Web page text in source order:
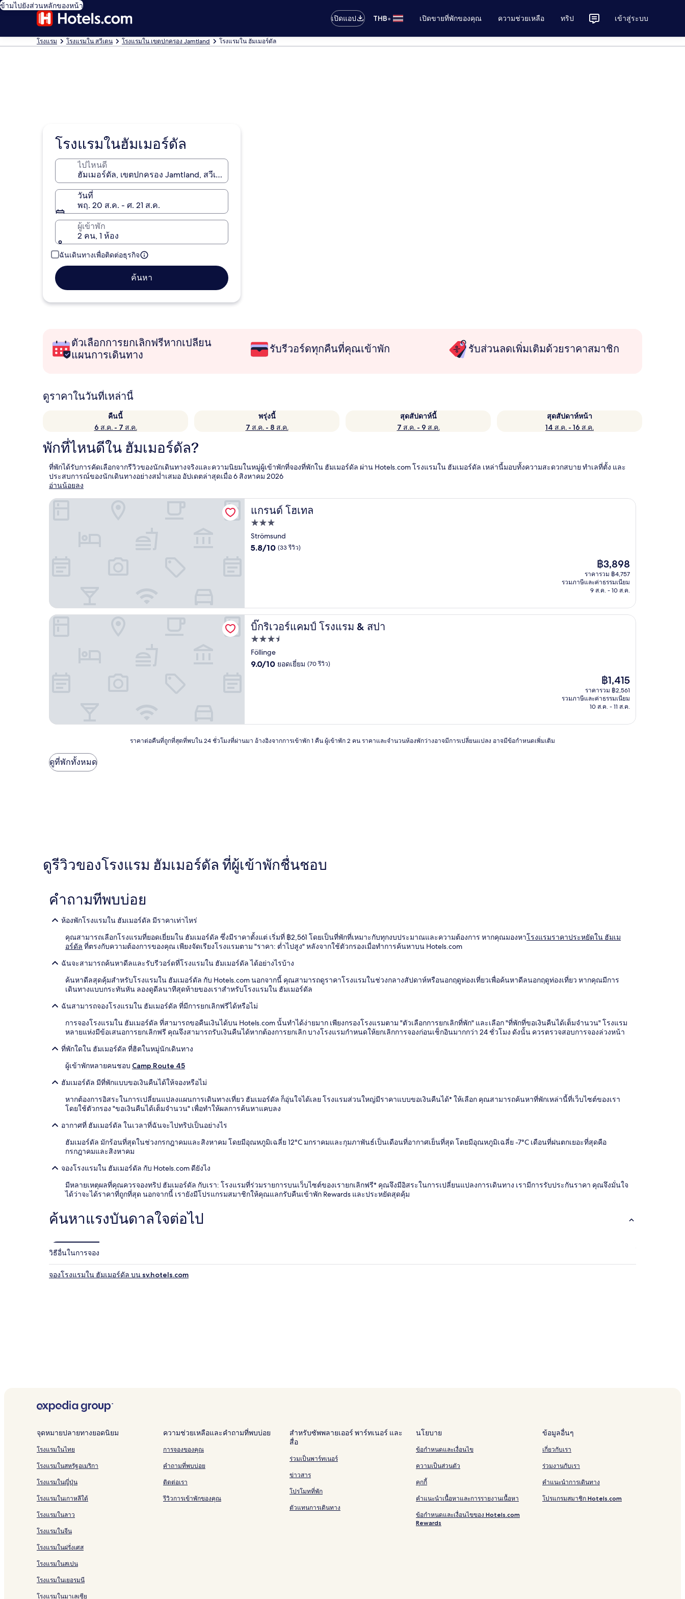
ข้ามไปยังส่วนหลักของหน้า
เปิดแอป
THB• เปิดขายที่พักของคุณ ความช่วยเหลือ ทริป เข้าสู่ระบบ
โรงแรม โรงแรมใน สวีเดน โรงแรมใน เขตปกครอง Jamtland โรงแรมใน ฮัมเมอร์ดัล
โรงแรมในฮัมเมอร์ดัล
ไปไหนดี
วันที่
พฤ. 20 ส.ค. - ศ. 21 ส.ค.
ผู้เข้าพัก
2 คน, 1 ห้อง
ฉันเดินทางเพื่อติดต่อธุรกิจ
ค้นหา
ตัวเลือกการยกเลิกฟรีหากเปลี่ยน
แผนการเดินทาง
รับรีวอร์ดทุกคืนที่คุณเข้าพัก รับส่วนลดเพิ่มเติมด้วยราคาสมาชิก
ดูราคาในวันที่เหล่านี้
คืนนี้
6 ส.ค. - 7 ส.ค.
พรุ่งนี้
7 ส.ค. - 8 ส.ค.
สุดสัปดาห์นี้
7 ส.ค. - 9 ส.ค.
สุดสัปดาห์หน้า
14 ส.ค. - 16 ส.ค.
พักที่ไหนดีใน ฮัมเมอร์ดัล?
ที่พักได้รับการคัดเลือกจากรีวิวของนักเดินทางจริงและความนิยมในหมู่ผู้เข้าพักที่จองที่พักใน ฮัมเมอร์ดัล ผ่าน Hotels.com โรงแรมใน ฮัมเมอร์ดัล เหล่านี้มอบทั้งความสะดวกสบาย ทำเลที่ตั้ง และ
ประสบการณ์ของนักเดินทางอย่างสม่ำเสมอ อัปเดตล่าสุดเมื่อ6 สิงหาคม 2026
อ่านน้อยลง
แกรนด์ โฮเทล
แกรนด์ โฮเทล
ที่พัก
3.0
ดาว
Strömsund
5.8
5.8/10 (33 รีวิว)
ราคา
ปัจจุบัน
คือ
฿3,898
฿3,898
ราคารวม ฿4,757
รวมภาษีและค่าธรรมเนียม
9 ส.ค. - 10 ส.ค.
แกรนด์ โฮเทล
บิ๊กริเวอร์แคมป์ โรงแรม & สปา
บิ๊กริเวอร์แคมป์ โรงแรม & สปา
ที่พัก
3.5
ดาว
Föllinge
9.0
9.0/10 ยอดเยี่ยม (70 รีวิว)
ราคา
ปัจจุบัน
คือ
฿1,415
฿1,415
ราคารวม ฿2,561
รวมภาษีและค่าธรรมเนียม
10 ส.ค. - 11 ส.ค.
บิ๊กริเวอร์แคมป์ โรงแรม & สปา
คืน
ที่
อ้างอิง
จาก
พัก
1
ผู้
คน
จำนวน
พัก
เปลี่ยนแปลง
ข้อ
ราคาต่อคืนที่ถูกที่สุดที่พบใน 24 ชั่วโมงที่ผ่านมา อ้างอิงจากการเข้าพัก 1 คืน ผู้เข้าพัก 2 คน ราคาและจำนวนห้องพักว่างอาจมีการเปลี่ยนแปลง อาจมีข้อกำหนดเพิ่มเติม
ดูที่พักทั้งหมด
ดูรีวิวของโรงแรม ฮัมเมอร์ดัล ที่ผู้เข้าพักชื่นชอบ
คำถามที่พบบ่อย
ห้องพักโรงแรมใน ฮัมเมอร์ดัล มีราคาเท่าไหร่
คุณสามารถเลือกโรงแรมที่ยอดเยี่ยมใน ฮัมเมอร์ดัล ซึ่งมีราคาตั้งแต่ เริ่มที่ ฿2,561 โดยเป็นที่พักที่เหมาะกับทุกงบประมาณและความต้องการ หากคุณมองหาโรงแรมราคาประหยัดใน ฮัมเม
อร์ดัล ที่ตรงกับความต้องการของคุณ เพียงจัดเรียงโรงแรมตาม "ราคา: ต่ำไปสูง" หลังจากใช้ตัวกรองเมื่อทำการค้นหาบน Hotels.com
ฉันจะสามารถค้นหาดีลและรับรีวอร์ดที่โรงแรมใน ฮัมเมอร์ดัล ได้อย่างไรบ้าง
ค้นหาดีลสุดคุ้มสำหรับโรงแรมใน ฮัมเมอร์ดัล กับ Hotels.com นอกจากนี้ คุณสามารถดูราคาโรงแรมในช่วงกลางสัปดาห์หรือนอกฤดูท่องเที่ยวเพื่อค้นหาดีลนอกฤดูท่องเที่ยว หากคุณมีการ
เดินทางแบบกระทันหัน ลองดูดีลนาทีสุดท้ายของเราสำหรับโรงแรมใน ฮัมเมอร์ดัล
ฉันสามารถจองโรงแรมใน ฮัมเมอร์ดัล ที่มีการยกเลิกฟรีได้หรือไม่
การจองโรงแรมใน ฮัมเมอร์ดัล ที่สามารถขอคืนเงินได้บน Hotels.com นั้นทำได้ง่ายมาก เพียงกรองโรงแรมตาม "ตัวเลือกการยกเลิกที่พัก" และเลือก "ที่พักที่ขอเงินคืนได้เต็มจำนวน" โรงแรม
หลายแห่งมีข้อเสนอการยกเลิกฟรี คุณจึงสามารถรับเงินคืนได้หากต้องการยกเลิก บางโรงแรมกำหนดให้ยกเลิกการจองก่อนเช็กอินมากกว่า 24 ชั่วโมง ดังนั้น ควรตรวจสอบการจองล่วงหน้า
ที่พักใดใน ฮัมเมอร์ดัล ที่ฮิตในหมู่นักเดินทาง
ผู้เข้าพักหลายคนชอบ Camp Route 45
ฮัมเมอร์ดัล มีที่พักแบบขอเงินคืนได้ให้จองหรือไม่
หากต้องการอิสระในการเปลี่ยนแปลงแผนการเดินทางเที่ยว ฮัมเมอร์ดัล ก็อุ่นใจได้เลย โรงแรมส่วนใหญ่มีราคาแบบขอเงินคืนได้* ให้เลือก คุณสามารถค้นหาที่พักเหล่านี้ที่เว็บไซต์ของเรา
โดยใช้ตัวกรอง "ขอเงินคืนได้เต็มจำนวน" เพื่อทำให้ผลการค้นหาแคบลง
อากาศที่ ฮัมเมอร์ดัล ในเวลาที่ฉันจะไปทริปเป็นอย่างไร
ฮัมเมอร์ดัล มักร้อนที่สุดในช่วงกรกฎาคมและสิงหาคม โดยมีอุณหภูมิเฉลี่ย 12°C มกราคมและกุมภาพันธ์เป็นเดือนที่อากาศเย็นที่สุด โดยมีอุณหภูมิเฉลี่ย -7°C เดือนที่ฝนตกเยอะที่สุดคือ
กรกฎาคมและสิงหาคม
จองโรงแรมใน ฮัมเมอร์ดัล กับ Hotels.com ดียังไง
มีหลายเหตุผลที่คุณควรจองทริป ฮัมเมอร์ดัล กับเรา: โรงแรมที่ร่วมรายการบนเว็บไซต์ของเรายกเลิกฟรี* คุณจึงมีอิสระในการเปลี่ยนแปลงการเดินทาง เรามีการรับประกันราคา คุณจึงมั่นใจ
ได้ว่าจะได้ราคาที่ถูกที่สุด นอกจากนี้ เรายังมีโปรแกรมสมาชิกให้คุณแลกรับคืนเข้าพัก Rewards และประหยัดสุดคุ้ม
ค้นหาแรงบันดาลใจต่อไป
วิธีอื่นในการจอง
จองโรงแรมใน ฮัมเมอร์ดัล บน sv.hotels.com
จุดหมายปลายทางยอดนิยม
โรงแรมในไทย
โรงแรมในสหรัฐอเมริกา
โรงแรมในญี่ปุ่น
โรงแรมในเกาหลีใต้
โรงแรมในลาว
โรงแรมในจีน
โรงแรมในฝรั่งเศส
โรงแรมในสเปน
โรงแรมในเยอรมนี
โรงแรมในมาเลเซีย
ความช่วยเหลือและคำถามที่พบบ่อย
การจองของคุณ
คำถามที่พบบ่อย
ติดต่อเรา
รีวิวการเข้าพักของคุณ
สำหรับซัพพลายเออร์ พาร์ทเนอร์ และ
สื่อ
ร่วมเป็นพาร์ทเนอร์
ข่าวสาร
โปรโมทที่พัก
ตัวแทนการเดินทาง
นโยบาย
ข้อกำหนดและเงื่อนไข
ความเป็นส่วนตัว
คุกกี้
คำแนะนำเนื้อหาและการรายงานเนื้อหา
ข้อกำหนดและเงื่อนไขของ Hotels.com
Rewards
ข้อมูลอื่นๆ
เกี่ยวกับเรา
ร่วมงานกับเรา
คำแนะนำการเดินทาง
โปรแกรมสมาชิก Hotels.com